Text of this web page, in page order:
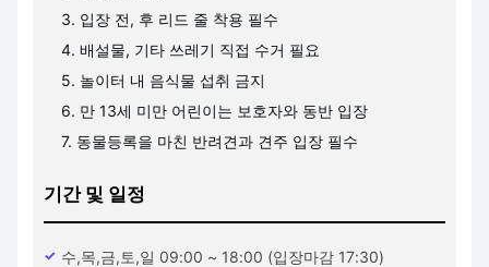
3. 입장 전, 후 리드 줄 착용 필수
4. 배설물, 기타 쓰레기 직접 수거 필요
5. 놀이터 내 음식물 섭취 금지
6. 만 13세 미만 어린이는 보호자와 동반 입장
7. 동물등록을 마친 반려견과 견주 입장 필수
기간 및 일정
수,목,금,토,일 09:00 ~ 18:00 (입장마감 17:30)